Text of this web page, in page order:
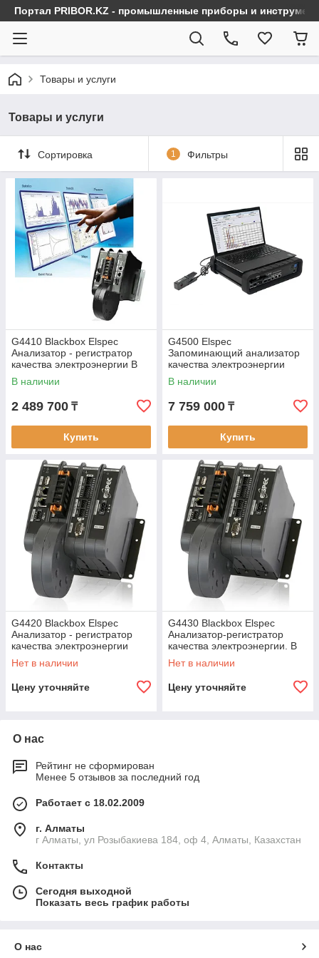
Портал PRIBOR.KZ - промышленные приборы и
Товары и услуги
Товары и услуги
Сортировка 1 Фильтры
G4410 Blackbox Elspec
Анализатор - регистратор
качества электроэнергии В
реестре РК
В наличии
2 489 700 ₸
Купить
G4500 Elspec
Запоминающий анализатор
качества электроэнергии
Blackbox
В наличии
7 759 000 ₸
Купить
G4420 Blackbox Elspec
Анализатор - регистратор
качества электроэнергии
Blackbox. В реестре РК
Нет в наличии
Цену уточняйте
G4430 Blackbox Elspec
Анализатор-регистратор
качества электроэнергии. В
реестре РК
Нет в наличии
Цену уточняйте
О нас
Рейтинг не сформирован
Менее 5 отзывов за последний год
Работает с 18.02.2009
г. Алматы
г Алматы, ул Розыбакиева 184, оф 4, Алматы, Казахстан
Контакты
Сегодня выходной
Показать весь график работы
О нас